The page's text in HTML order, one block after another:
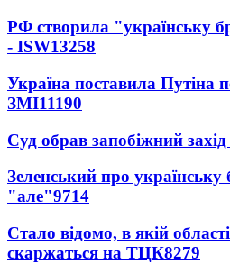
РФ створила "українську
- ISW13258
Україна поставила Путіна
ЗМІ11190
Суд обрав запобіжний
Зеленський про українську
"але"9714
Стало відомо, в якій
скаржаться на ТЦК8279